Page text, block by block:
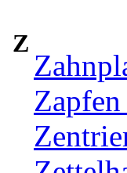
Z